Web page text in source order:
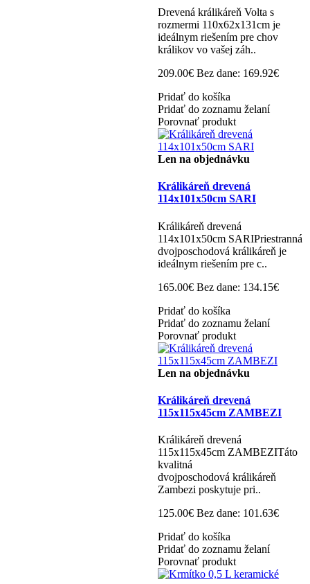
Drevená králikáreň Volta s
rozmermi 110x62x131cm je
ideálnym riešením pre chov
králikov vo vašej záh..
209.00€ Bez dane: 169.92€
Pridať do košíka
Pridať do zoznamu želaní
Porovnať produkt
Len na objednávku
Králikáreň drevená
114x101x50cm SARI
Králikáreň drevená
114x101x50cm SARIPriestranná
dvojposchodová králikáreň je
ideálnym riešením pre c..
165.00€ Bez dane: 134.15€
Pridať do košíka
Pridať do zoznamu želaní
Porovnať produkt
Len na objednávku
Králikáreň drevená
115x115x45cm ZAMBEZI
Králikáreň drevená
115x115x45cm ZAMBEZITáto
kvalitná
dvojposchodová králikáreň
Zambezi poskytuje pri..
125.00€ Bez dane: 101.63€
Pridať do košíka
Pridať do zoznamu želaní
Porovnať produkt